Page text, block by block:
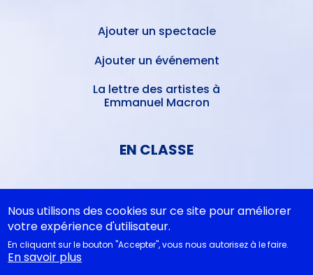
Ajouter un spectacle
Ajouter un événement
La lettre des artistes à
Emmanuel Macron
EN CLASSE
pédagogiques
Collègiens
Nous utilisons des cookies sur ce site pour améliorer
votre expérience d'utilisateur.
En cliquant sur le bouton "Accepter", vous nous autorisez à le faire.
En savoir plus